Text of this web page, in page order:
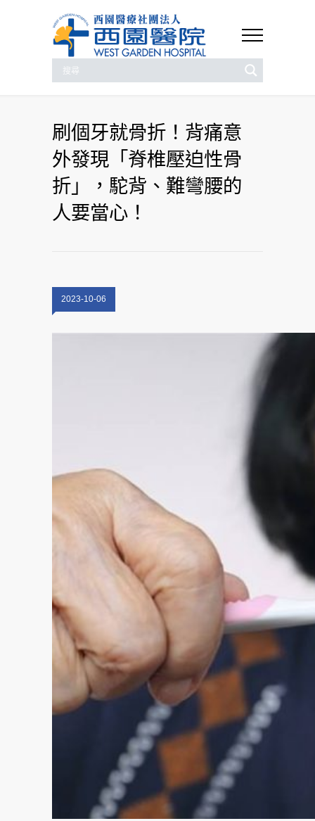
刷個牙就骨折！背痛意
外發現「脊椎壓迫性骨
折」，駝背、難彎腰的
人要當心！
2023-10-06